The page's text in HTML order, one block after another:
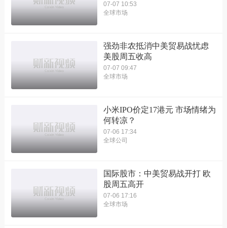
07-07 10:53
全球市场
强劲非农抵消中美贸易战忧虑
美股周五收高
07-07 09:47
全球市场
小米IPO价定17港元 市场情绪为
何转凉？
07-06 17:34
全球公司
国际股市：中美贸易战开打 欧
股周五高开
07-06 17:16
全球市场